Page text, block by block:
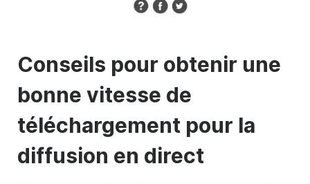
Conseils pour obtenir une
bonne vitesse de
téléchargement pour la
diffusion en direct